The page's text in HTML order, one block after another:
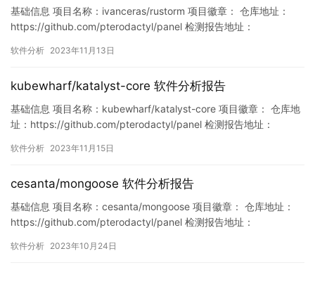
基础信息 项目名称：ivanceras/rustorm 项目徽章： 仓库地址：
https://github.com/pterodactyl/panel 检测报告地址：
8656/1724040568990294016 此报告由Murphysec提供 …
软件分析 2023年11月13日
kubewharf/katalyst-core 软件分析报告
基础信息 项目名称：kubewharf/katalyst-core 项目徽章： 仓库地
址：https://github.com/pterodactyl/panel 检测报告地址：
83072/1724546522743791616 此报告由Murphy…
软件分析 2023年11月15日
cesanta/mongoose 软件分析报告
基础信息 项目名称：cesanta/mongoose 项目徽章： 仓库地址：
https://github.com/pterodactyl/panel 检测报告地址：
6592/1716612498278973440 此报告由Murphysec提供 漏…
软件分析 2023年10月24日